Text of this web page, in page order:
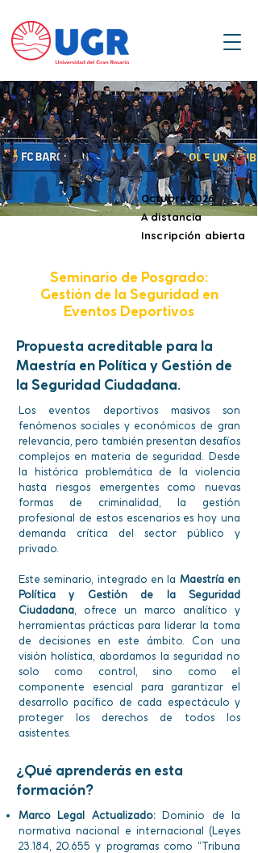
Octubre 2026
A distancia
Inscripción abierta
Seminario de Posgrado:
Gestión de la Seguridad en
Eventos Deportivos
Propuesta acreditable para la
Maestría en Política y Gestión de
la Seguridad Ciudadana.
Los eventos deportivos masivos son
fenómenos sociales y económicos de gran
relevancia, pero también presentan desafíos
complejos en materia de seguridad. Desde
la histórica problemática de la violencia
hasta riesgos emergentes como nuevas
formas de criminalidad, la gestión
profesional de estos escenarios es hoy una
demanda crítica del sector público y
privado.
Este seminario, integrado en la Maestría en
Política y Gestión de la Seguridad
Ciudadana , ofrece un marco analítico y
herramientas prácticas para liderar la toma
de decisiones en este ámbito. Con una
visión holística, abordamos la seguridad no
solo como control, sino como el
componente esencial para garantizar el
desarrollo pacífico de cada espectáculo y
proteger los derechos de todos los
asistentes.
¿Qué aprenderás en esta
formación?
Marco Legal Actualizado:Dominio de la
normativa nacional e internacional (Leyes
23.184, 20.655 y programas como “Tribuna